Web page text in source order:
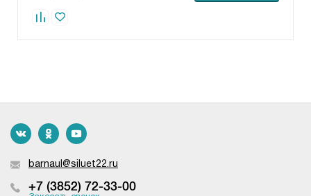
barnaul@siluet22.ru
+7 (3852) 72-33-00